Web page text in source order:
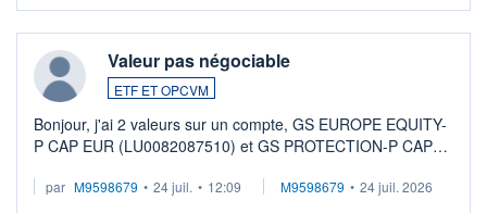
Valeur pas négociable
ETF ET OPCVM
Bonjour, j'ai 2 valeurs sur un compte, GS EUROPE EQUITY-
P CAP EUR (LU0082087510) et GS PROTECTION-P CAP
veux procéder à la vente, on me signale ...
par M9598679 • 24 juil. • 12:09 M9598679 • 24 juil. 2026